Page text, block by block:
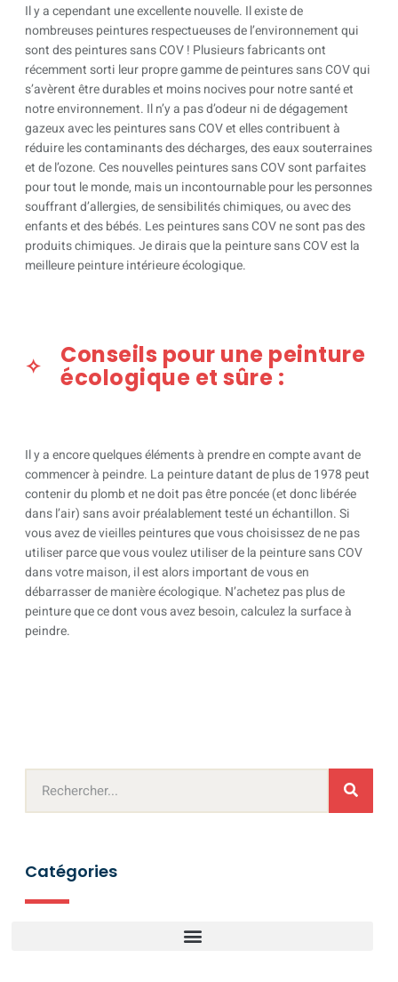
Il y a cependant une excellente nouvelle. Il existe de
nombreuses peintures respectueuses de l’environnement qui
sont des peintures sans COV ! Plusieurs fabricants ont
récemment sorti leur propre gamme de peintures sans COV qui
s’avèrent être durables et moins nocives pour notre santé et
notre environnement. Il n’y a pas d’odeur ni de dégagement
gazeux avec les peintures sans COV et elles contribuent à
réduire les contaminants des décharges, des eaux souterraines
et de l’ozone. Ces nouvelles peintures sans COV sont parfaites
pour tout le monde, mais un incontournable pour les personnes
souffrant d’allergies, de sensibilités chimiques, ou avec des
enfants et des bébés. Les peintures sans COV ne sont pas des
produits chimiques. Je dirais que la peinture sans COV est la
meilleure peinture intérieure écologique.
Conseils pour une peinture
écologique et sûre :
Il y a encore quelques éléments à prendre en compte avant de
commencer à peindre. La peinture datant de plus de 1978 peut
contenir du plomb et ne doit pas être poncée (et donc libérée
dans l’air) sans avoir préalablement testé un échantillon. Si
vous avez de vieilles peintures que vous choisissez de ne pas
utiliser parce que vous voulez utiliser de la peinture sans COV
dans votre maison, il est alors important de vous en
débarrasser de manière écologique. N’achetez pas plus de
peinture que ce dont vous avez besoin, calculez la surface à
peindre.
Catégories